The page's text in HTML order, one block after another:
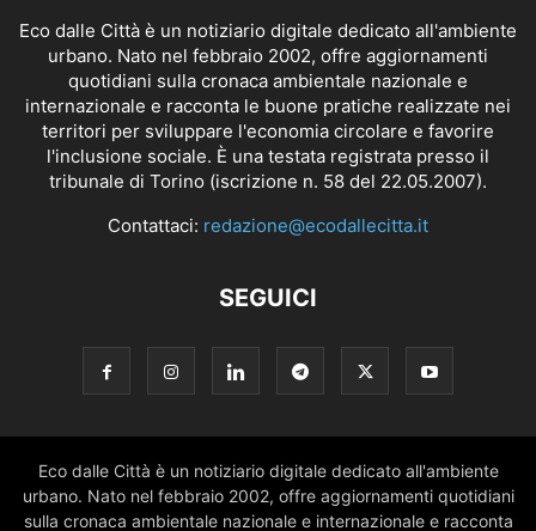
Eco dalle Città è un notiziario digitale dedicato all'ambiente
urbano. Nato nel febbraio 2002, offre aggiornamenti
quotidiani sulla cronaca ambientale nazionale e
internazionale e racconta le buone pratiche realizzate nei
territori per sviluppare l'economia circolare e favorire
l'inclusione sociale. È una testata registrata presso il
tribunale di Torino (iscrizione n. 58 del 22.05.2007).
Contattaci: redazione@ecodallecitta.it
SEGUICI
Eco dalle Città è un notiziario digitale dedicato all'ambiente
urbano. Nato nel febbraio 2002, offre aggiornamenti quotidiani
sulla cronaca ambientale nazionale e internazionale e racconta